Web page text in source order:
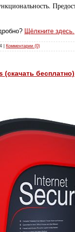
Щёлкните здесь.
Комментарии (0)
(скачать бесплатно)